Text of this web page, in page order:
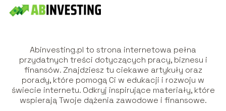
Abinvesting.pl to strona internetowa pełna
przydatnych treści dotyczących pracy, biznesu i
finansów. Znajdziesz tu ciekawe artykuły oraz
porady, które pomogą Ci w edukacji i rozwoju w
świecie internetu. Odkryj inspirujące materiały, które
wspierają Twoje dążenia zawodowe i finansowe.